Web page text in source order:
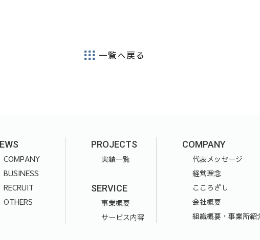
一覧へ戻る
COMPANY
BUSINESS
RECRUIT
OTHERS
PROJECTS
実績一覧
SERVICE
事業概要
サービス内容
COMPANY
代表メッセージ
経営理念
こころざし
会社概要
組織概要・事業所紹